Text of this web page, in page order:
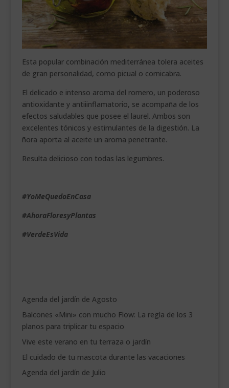
Esta popular combinación mediterránea tolera aceites
de gran personalidad, como picual o cornicabra.
El delicado e intenso aroma del romero, un poderoso
antioxidante y antiiinflamatorio, se acompaña de los
efectos saludables que posee el laurel. Ambos son
excelentes tónicos y estimulantes de la digestión. La
ñora aporta al aceite un aroma penetrante.
Resulta delicioso con todas las legumbres.
#YoMeQuedoEnCasa
#AhoraFloresyPlantas
#VerdeEsVida
Agenda del jardín de Agosto
Balcones «Mini» con mucho Flow: La regla de los 3
planos para triplicar tu espacio
Vive este verano en tu terraza o jardín
El cuidado de tu mascota durante las vacaciones
Agenda del jardín de Julio